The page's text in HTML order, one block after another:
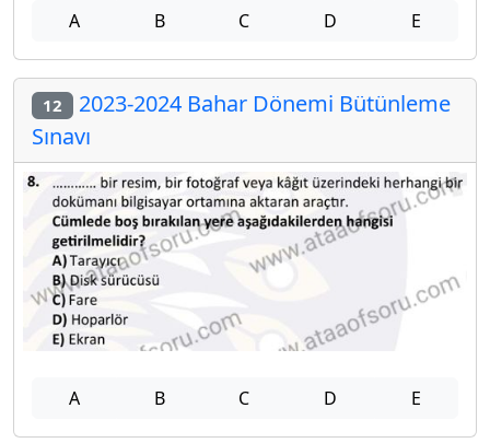
A B C D E
12 2023-2024 Bahar Dönemi Bütünleme
Sınavı
A B C D E